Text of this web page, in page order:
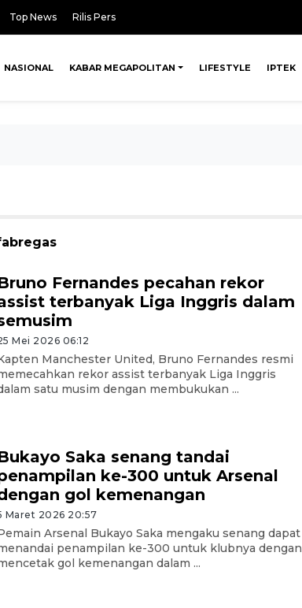
Top News Rilis Pers
NASIONAL KABAR MEGAPOLITAN LIFESTYLE IPTEK
Fernandes pecahan rekor
terbanyak Liga Inggris dalam
Mei 2026 06:12
Manchester United, Bruno Fernandes resmi
rekor assist terbanyak Liga Inggris
satu musim dengan membukukan ...
Saka senang tandai
ke-300 untuk Arsenal
gol kemenangan
Maret 2026 20:57
Arsenal Bukayo Saka mengaku senang dapat
penampilan ke-300 untuk klubnya dengan
gol kemenangan dalam ...